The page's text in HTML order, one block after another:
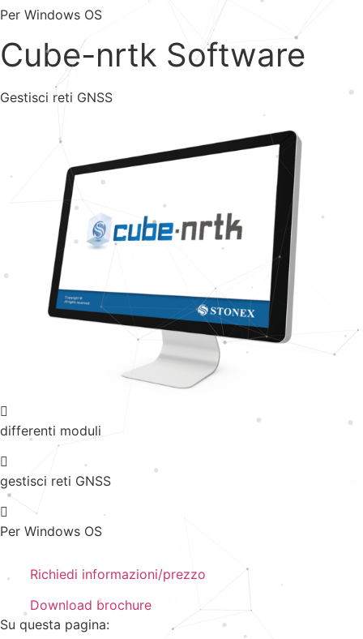
Per Windows OS
Cube-nrtk Software
Gestisci reti GNSS
differenti moduli
gestisci reti GNSS
Per Windows OS
Richiedi informazioni/prezzo
Download brochure
Su questa pagina: